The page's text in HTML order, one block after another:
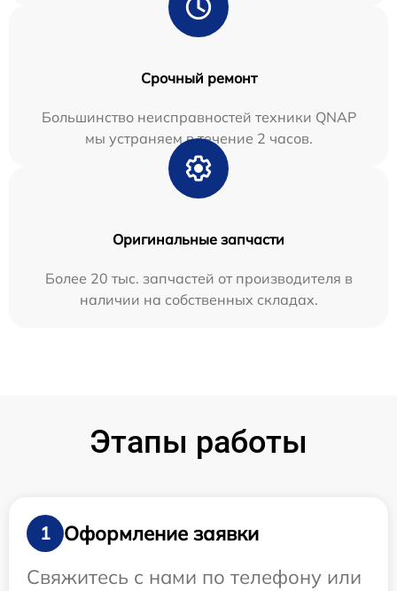
Срочный ремонт
Большинство неисправностей техники QNAP
мы устраняем в течение 2 часов.
Оригинальные запчасти
Более 20 тыс. запчастей от производителя в
наличии на собственных складах.
Этапы работы
1
Оформление заявки
Свяжитесь с нами по телефону или